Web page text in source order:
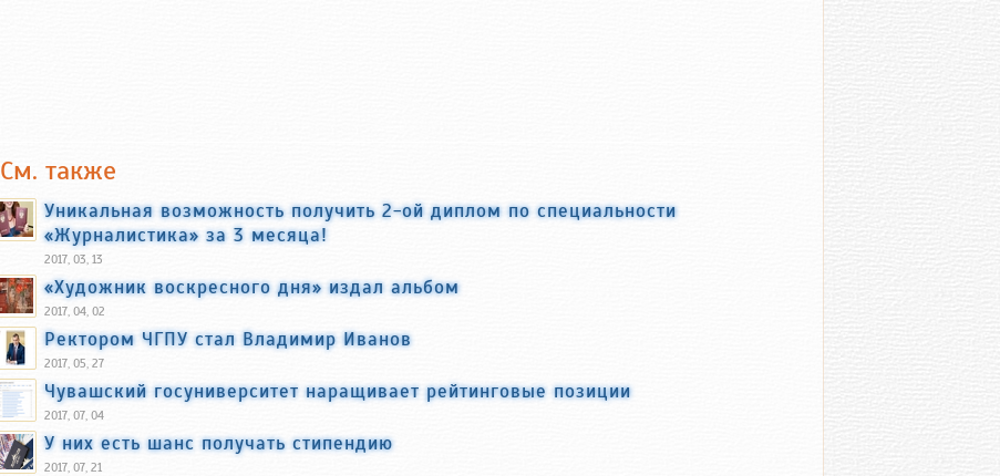
См. также
Уникальная возможность получить 2-ой диплом по специальности
«Журналистика» за 3 месяца!
2017, 03, 13
«Художник воскресного дня» издал альбом
2017, 04, 02
Ректором ЧГПУ стал Владимир Иванов
2017, 05, 27
Чувашский госуниверситет наращивает рейтинговые позиции
2017, 07, 04
У них есть шанс получать стипендию
2017, 07, 21